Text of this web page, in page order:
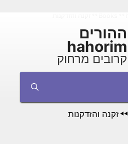
ההורים
hahorim
קרובים מרחוק
◄◄ זקנה והזדקנות